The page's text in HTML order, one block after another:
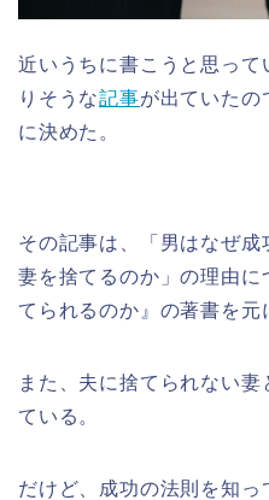
近いうちに書こうと思って
りそうな記事が出ていたの
に決めた。
その記事は、「男はなぜ成
妻を捨てるのか」の理由に
てられるのか』の著書を元
また、夫に捨てられない
ている。
だけど、成功の法則を知